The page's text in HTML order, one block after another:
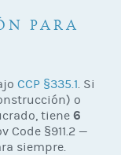
PARA
CCP §335.1. Si
o
tiene 6
Code §911.2 —
siempre.